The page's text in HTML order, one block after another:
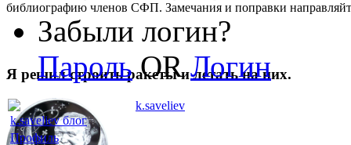
библиографию членов СФП. Замечания и поправки
Я решил строить ракеты и летать на них.
Забыли логин?
ПарольORЛогин
k.saveliev блог
Профиль
k.saveliev